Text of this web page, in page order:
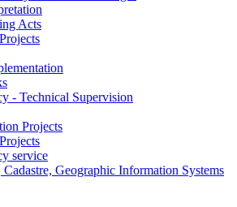
Acts
- Technical Supervision
Projects
service
Geographic Information Systems